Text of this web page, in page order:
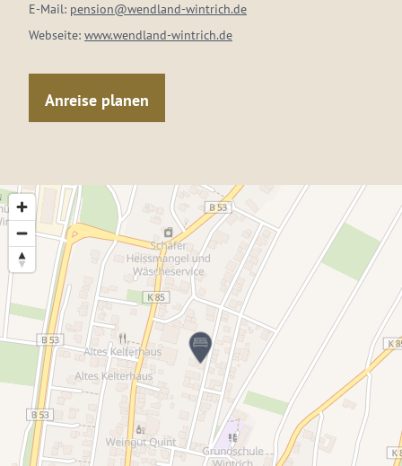
E-Mail: pension@wendland-wintrich.de
Webseite: www.wendland-wintrich.de
Anreise planen